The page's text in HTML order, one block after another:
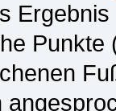
Punkte